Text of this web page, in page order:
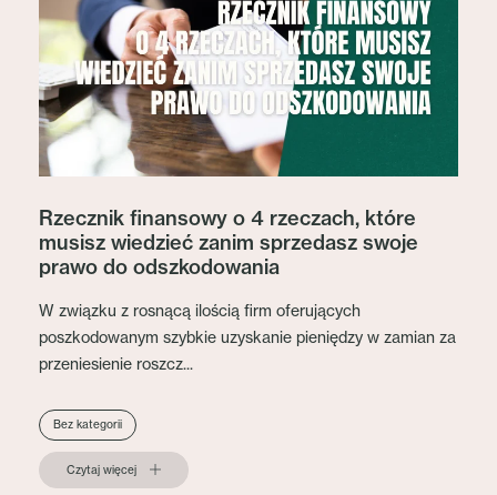
Rzecznik finansowy o 4 rzeczach, które
musisz wiedzieć zanim sprzedasz swoje
prawo do odszkodowania
W związku z rosnącą ilością firm oferujących
poszkodowanym szybkie uzyskanie pieniędzy w zamian za
przeniesienie roszcz...
Bez kategorii
Czytaj więcej